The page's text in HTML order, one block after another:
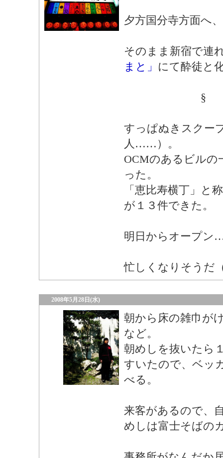
夕方国分寺方面へ
そのまま新宿で連
まと」 にて酔徒と
§
すっぱぬきスクー
人……）。
OCMのあるビルの
った。
「恵比寿横丁」と
が１３件できた。
明日からオープ
忙しくなりそうだ
2008年5月28日(水)
朝から床の雑巾が
など。
朝めしを抜いたら
すいたので、ベッ
べる。
来客があるので、
めしは富士そばの